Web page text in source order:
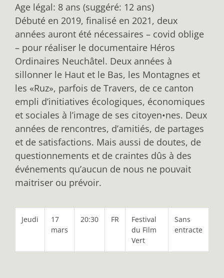
Age légal: 8 ans (suggéré: 12 ans)
Débuté en 2019, finalisé en 2021, deux
années auront été nécessaires – covid oblige
– pour réaliser le documentaire Héros
Ordinaires Neuchâtel. Deux années à
sillonner le Haut et le Bas, les Montagnes et
les «Ruz», parfois de Travers, de ce canton
empli d’initiatives écologiques, économiques
et sociales à l’image de ses citoyen•nes. Deux
années de rencontres, d’amitiés, de partages
et de satisfactions. Mais aussi de doutes, de
questionnements et de craintes dûs à des
événements qu’aucun de nous ne pouvait
maitriser ou prévoir.
Jeudi
17
mars
20:30 FR
Festival
du Film
Vert
Sans
entracte